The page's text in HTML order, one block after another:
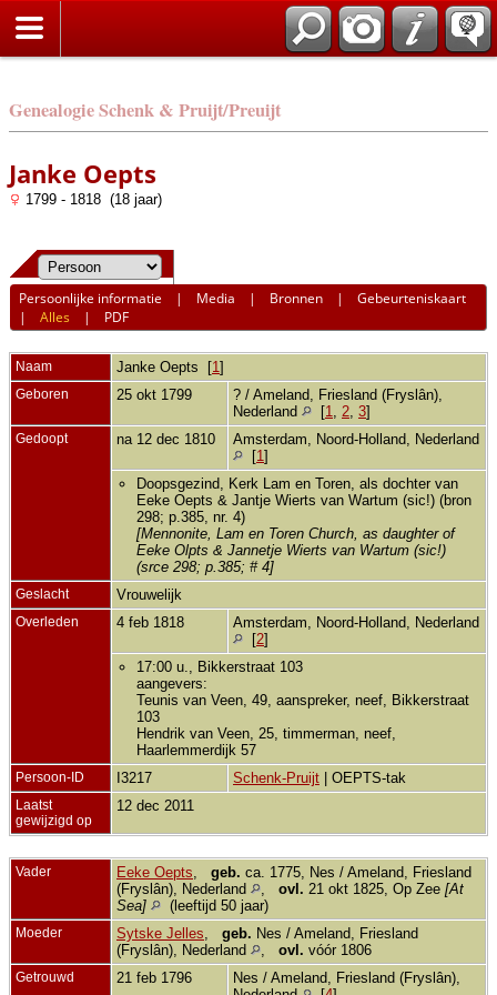
Genealogie Schenk & Pruijt/Preuijt
Janke Oepts
1799 - 1818 (18 jaar)
Persoonlijke informatie | Media | Bronnen |Gebeurteniskaart
|Alles | PDF
Naam Janke Oepts [1]
Geboren 25 okt 1799
? / Ameland, Friesland (Fryslân),
Nederland
[1, 2, 3]
Gedoopt na 12 dec 1810
Amsterdam, Noord-Holland, Nederland
[1]
Doopsgezind, Kerk Lam en Toren, als dochter van
Eeke Oepts & Jantje Wierts van Wartum (sic!) (bron
298; p.385, nr. 4)
[Mennonite, Lam en Toren Church, as daughter of
Eeke Olpts & Jannetje Wierts van Wartum (sic!)
(srce 298; p.385; # 4]
Geslacht Vrouwelijk
Overleden 4 feb 1818
Amsterdam, Noord-Holland, Nederland
[2]
17:00 u., Bikkerstraat 103
aangevers:
Teunis van Veen, 49, aanspreker, neef, Bikkerstraat
103
Hendrik van Veen, 25, timmerman, neef,
Haarlemmerdijk 57
Persoon-ID I3217 Schenk-Pruijt | OEPTS-tak
Laatst
gewijzigd op
12 dec 2011
Vader Eeke Oepts, geb. ca. 1775, Nes / Ameland, Friesland
(Fryslân), Nederland
, ovl. 21 okt 1825, Op Zee [At
Sea]
(leeftijd 50 jaar)
Moeder Sytske Jelles, geb. Nes / Ameland, Friesland
(Fryslân), Nederland
, ovl. vóór 1806
Getrouwd 21 feb 1796
Nes / Ameland, Friesland (Fryslân),